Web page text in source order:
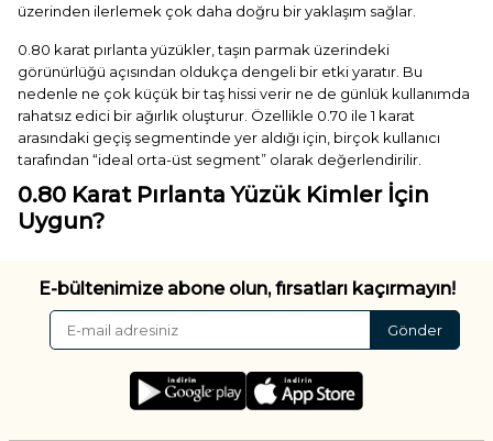
üzerinden ilerlemek çok daha doğru bir yaklaşım sağlar.
0.80 karat pırlanta yüzükler, taşın parmak üzerindeki
görünürlüğü açısından oldukça dengeli bir etki yaratır. Bu
nedenle ne çok küçük bir taş hissi verir ne de günlük kullanımda
rahatsız edici bir ağırlık oluşturur. Özellikle 0.70 ile 1 karat
arasındaki geçiş segmentinde yer aldığı için, birçok kullanıcı
tarafından “ideal orta-üst segment” olarak değerlendirilir.
0.80 Karat Pırlanta Yüzük Kimler İçin
Uygun?
versiyonunu isteyen kullanıcılar için oldukça uygundur. Özellikle
evlilik teklifi planlayan ve “göze çarpan ama abartılı olmayan” bir
yüzük arayan kişiler için güçlü bir alternatif oluşturur.
kategorisine yönelirken, daha hareketli ve ışıltılı
bir tasarım isteyenler içinkolu taşlı tektaş yüzükler
E-bültenimize abone olun, fırsatları kaçırmayın!
Gönder